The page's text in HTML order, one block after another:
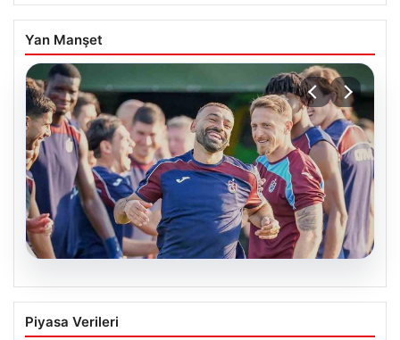
Yan Manşet
07.08.2026
Salah, Trabzonspor ile ilk antrenmanına
çıktı
Piyasa Verileri